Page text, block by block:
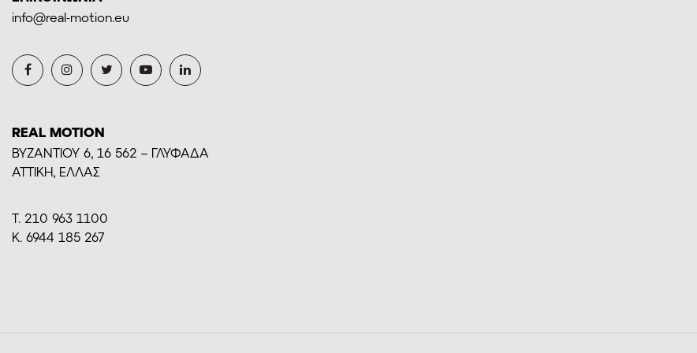
info@real-motion.eu
REAL MOTION
BYZANTIOY 6, 16 562 – ΓΛΥΦΑΔΑ
ΑΤΤΙΚΗ, ΕΛΛΑΣ
Τ. 210 963 1100
Κ. 6944 185 267